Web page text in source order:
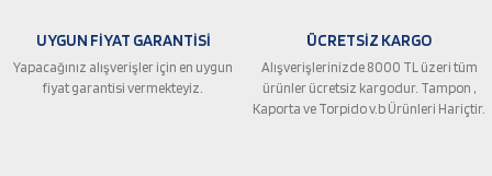
Ürün açıklamasında eksik bilgiler bulunuyor.
Ürün bilgilerinde hatalar bulunuyor.
Ürün fiyatı diğer sitelerden daha pahalı.
UYGUN FİYAT GARANTİSİ
Yapacağınız alışverişler için en uygun
fiyat garantisi vermekteyiz.
ÜCRETSİZ KARGO
Alışverişlerinizde 8000 TL üzeri tüm
ürünler ücretsiz kargodur. Tampon ,
Kaporta ve Torpido v.b Ürünleri Hariçtir.